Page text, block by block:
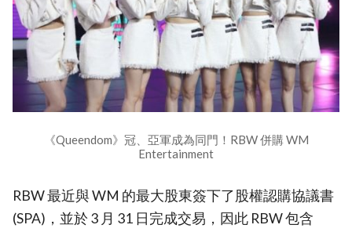
《Queendom》冠、亞軍成為同門！RBW 併購 WM
Entertainment
RBW 最近與 WM 的最大股東簽下了股權認購協議書
(SPA)，並於 3 月 31 日完成交易，因此 RBW 包含